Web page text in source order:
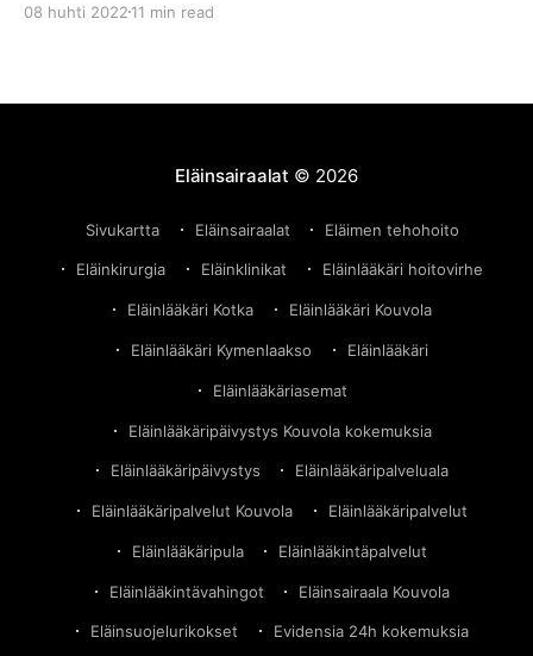
aiheutui vakavia palovammoja laajalle alueelle.
08 huhti 2022 11 min read
Eläinsairaalat © 2026
Sivukartta Eläinsairaalat Eläimen tehohoito
Eläinkirurgia Eläinklinikat Eläinlääkäri hoitovirhe
Eläinlääkäri Kotka Eläinlääkäri Kouvola
Eläinlääkäri Kymenlaakso Eläinlääkäri
Eläinlääkäriasemat
Eläinlääkäripäivystys Kouvola kokemuksia
Eläinlääkäripäivystys Eläinlääkäripalveluala
Eläinlääkäripalvelut Kouvola Eläinlääkäripalvelut
Eläinlääkäripula Eläinlääkintäpalvelut
Eläinlääkintävahingot Eläinsairaala Kouvola
Eläinsuojelurikokset Evidensia 24h kokemuksia